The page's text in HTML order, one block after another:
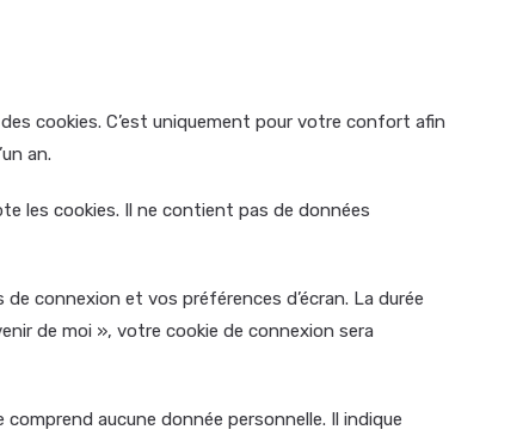
cookies. C’est uniquement pour votre confort afin
an.
les cookies. Il ne contient pas de données
connexion et vos préférences d’écran. La durée
de moi », votre cookie de connexion sera
aucune donnée personnelle. Il indique